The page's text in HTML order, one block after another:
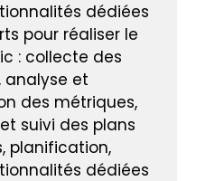
dédiées
pour réaliser le
: collecte des
analyse et
des métriques,
suivi des plans
planification,
dédiées